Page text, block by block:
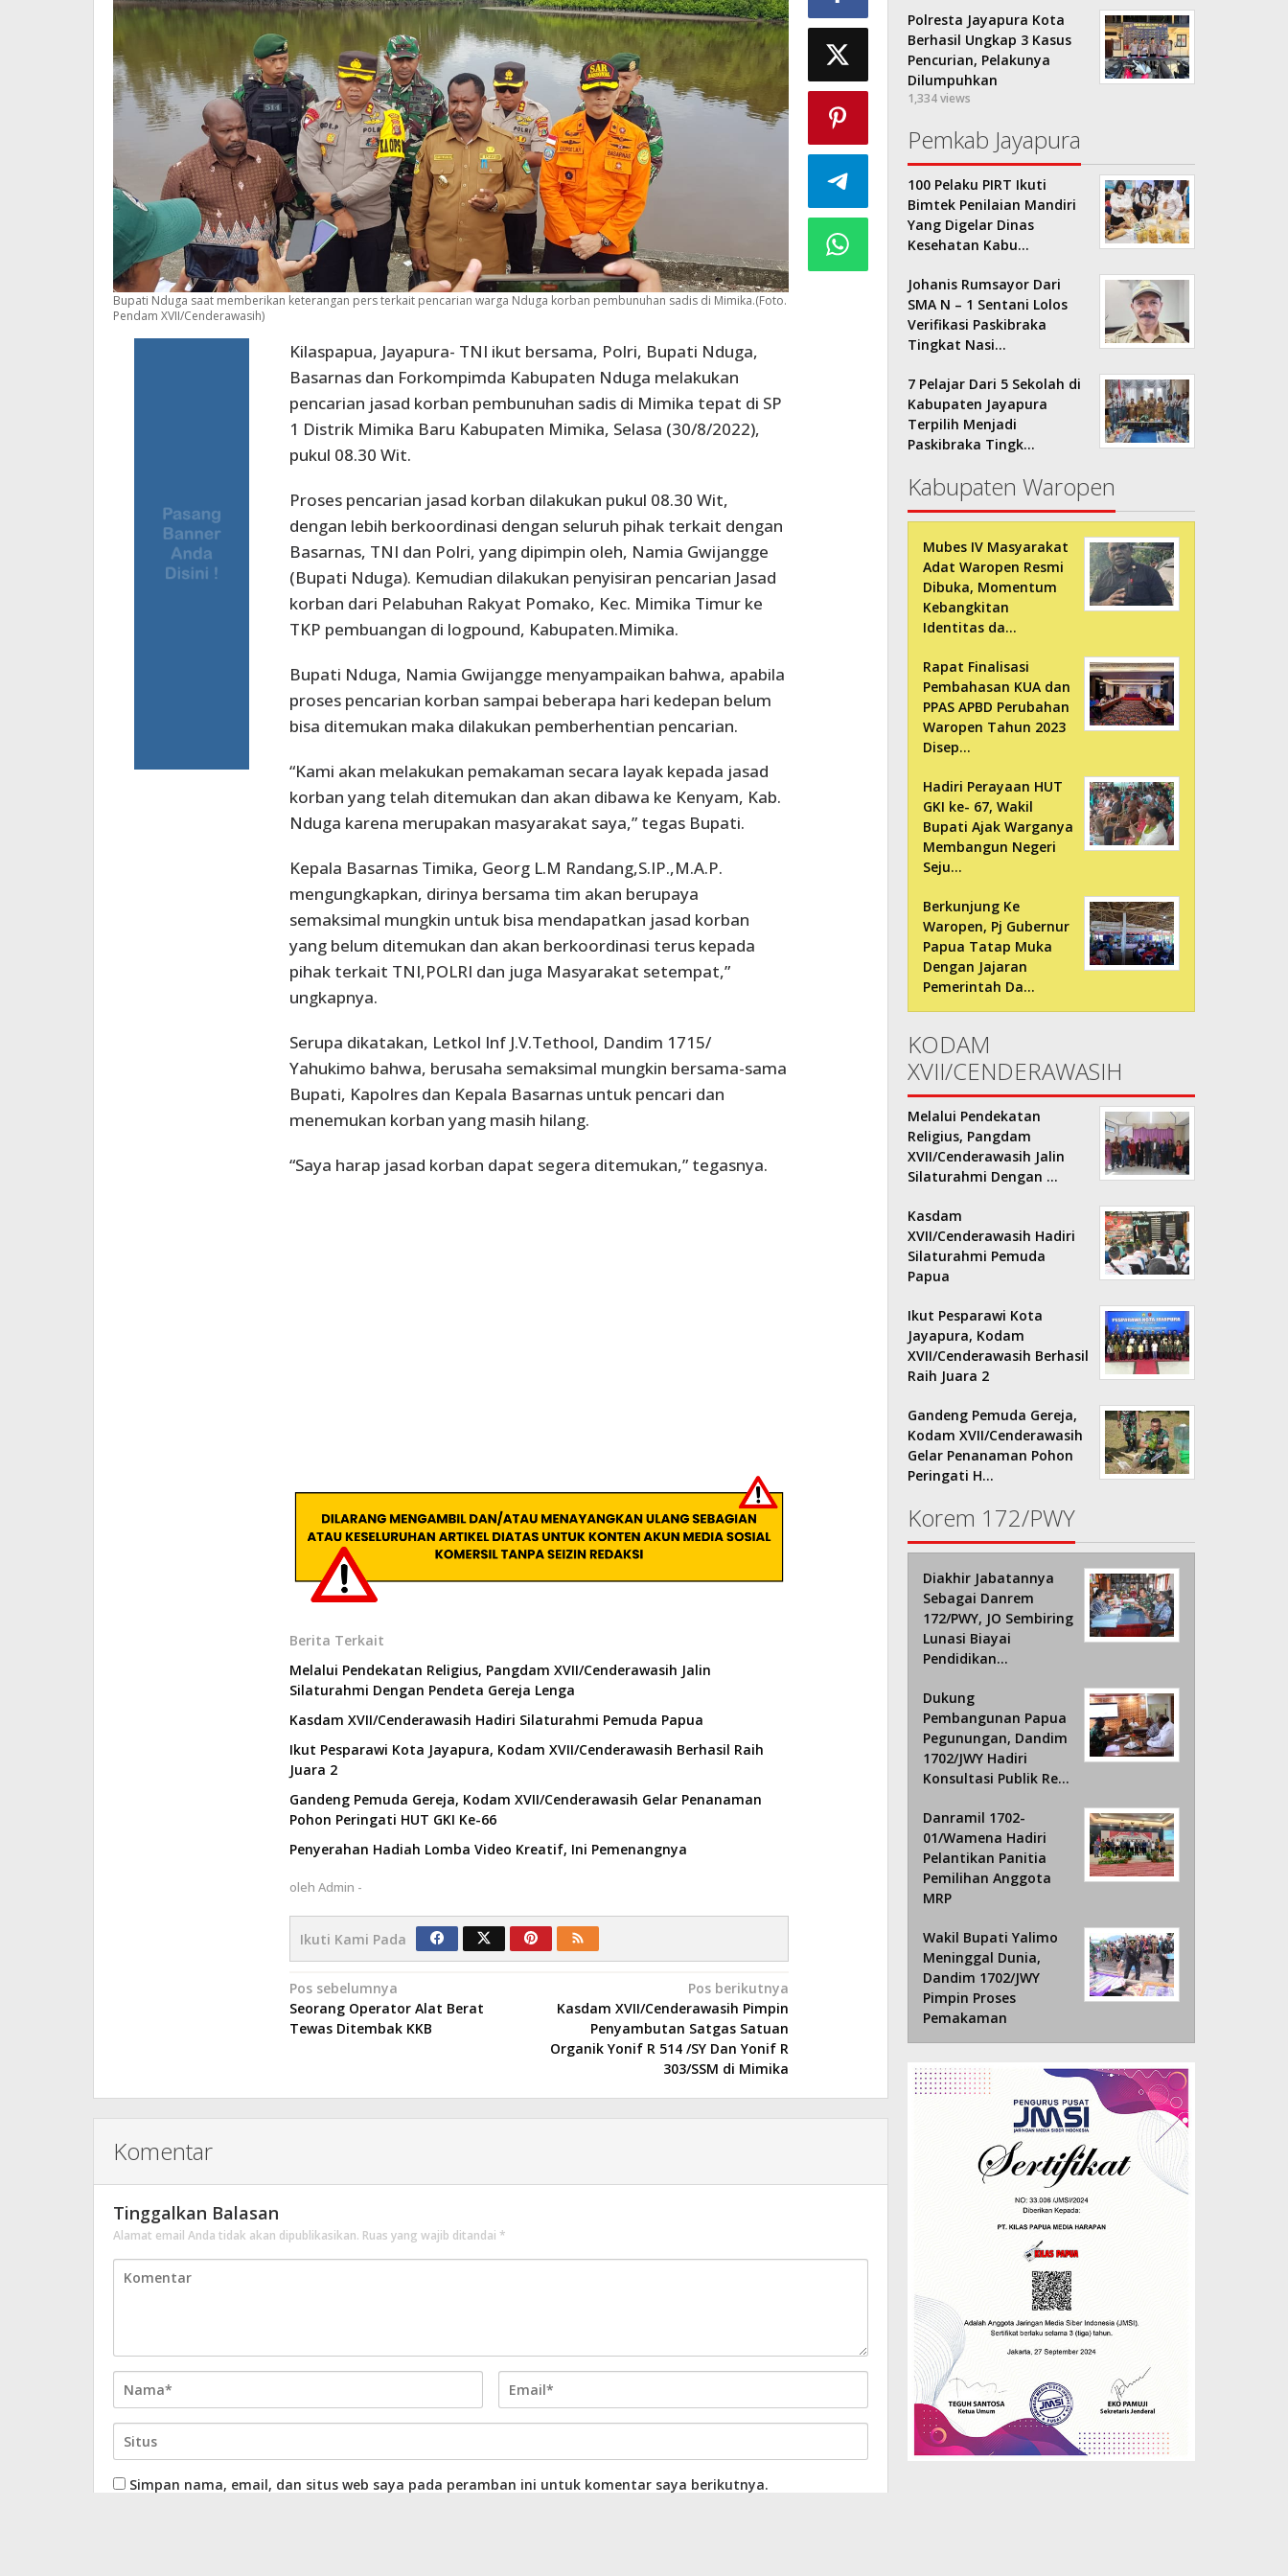
Bupati Nduga saat memberikan keterangan pers terkait pencarian warga Nduga korban pembunuhan sadis di Mimika.(Foto.
Pendam XVII/Cenderawasih)
Kilaspapua, Jayapura- TNI ikut bersama, Polri, Bupati Nduga,
Basarnas dan Forkompimda Kabupaten Nduga melakukan
pencarian jasad korban pembunuhan sadis di Mimika tepat di SP
1 Distrik Mimika Baru Kabupaten Mimika, Selasa (30/8/2022),
pukul 08.30 Wit.
Proses pencarian jasad korban dilakukan pukul 08.30 Wit,
dengan lebih berkoordinasi dengan seluruh pihak terkait dengan
Basarnas, TNI dan Polri, yang dipimpin oleh, Namia Gwijangge
(Bupati Nduga). Kemudian dilakukan penyisiran pencarian Jasad
korban dari Pelabuhan Rakyat Pomako, Kec. Mimika Timur ke
TKP pembuangan di logpound, Kabupaten.Mimika.
Bupati Nduga, Namia Gwijangge menyampaikan bahwa, apabila
proses pencarian korban sampai beberapa hari kedepan belum
bisa ditemukan maka dilakukan pemberhentian pencarian.
“Kami akan melakukan pemakaman secara layak kepada jasad
korban yang telah ditemukan dan akan dibawa ke Kenyam, Kab.
Nduga karena merupakan masyarakat saya,” tegas Bupati.
Kepala Basarnas Timika, Georg L.M Randang,S.IP.,M.A.P.
mengungkapkan, dirinya bersama tim akan berupaya
semaksimal mungkin untuk bisa mendapatkan jasad korban
yang belum ditemukan dan akan berkoordinasi terus kepada
pihak terkait TNI,POLRI dan juga Masyarakat setempat,”
ungkapnya.
Serupa dikatakan, Letkol Inf J.V.Tethool, Dandim 1715/
Yahukimo bahwa, berusaha semaksimal mungkin bersama-sama
Bupati, Kapolres dan Kepala Basarnas untuk pencari dan
menemukan korban yang masih hilang.
“Saya harap jasad korban dapat segera ditemukan,” tegasnya.
Berita Terkait
Melalui Pendekatan Religius, Pangdam XVII/Cenderawasih Jalin
Silaturahmi Dengan Pendeta Gereja Lenga
Kasdam XVII/Cenderawasih Hadiri Silaturahmi Pemuda Papua
Ikut Pesparawi Kota Jayapura, Kodam XVII/Cenderawasih Berhasil Raih
Juara 2
Gandeng Pemuda Gereja, Kodam XVII/Cenderawasih Gelar Penanaman
Pohon Peringati HUT GKI Ke-66
Penyerahan Hadiah Lomba Video Kreatif, Ini Pemenangnya
oleh Admin -
Ikuti Kami Pada
Navigasi
pos
Pos sebelumnya
Seorang Operator Alat Berat
Tewas Ditembak KKB
Pos berikutnya
Kasdam XVII/Cenderawasih Pimpin
Penyambutan Satgas Satuan
Organik Yonif R 514 /SY Dan Yonif R
303/SSM di Mimika
Komentar
Tinggalkan Balasan
Alamat email Anda tidak akan dipublikasikan. Ruas yang wajib ditandai *
Simpan nama, email, dan situs web saya pada peramban ini untuk komentar saya berikutnya.
Polresta Jayapura Kota
Berhasil Ungkap 3 Kasus
Pencurian, Pelakunya
Dilumpuhkan
1,334 views
Pemkab Jayapura
100 Pelaku PIRT Ikuti
Bimtek Penilaian Mandiri
Yang Digelar Dinas
Kesehatan Kabu…
Johanis Rumsayor Dari
SMA N – 1 Sentani Lolos
Verifikasi Paskibraka
Tingkat Nasi…
7 Pelajar Dari 5 Sekolah di
Kabupaten Jayapura
Terpilih Menjadi
Paskibraka Tingk…
Kabupaten Waropen
Mubes IV Masyarakat
Adat Waropen Resmi
Dibuka, Momentum
Kebangkitan
Identitas da…
Rapat Finalisasi
Pembahasan KUA dan
PPAS APBD Perubahan
Waropen Tahun 2023
Disep…
Hadiri Perayaan HUT
GKI ke- 67, Wakil
Bupati Ajak Warganya
Membangun Negeri
Seju…
Berkunjung Ke
Waropen, Pj Gubernur
Papua Tatap Muka
Dengan Jajaran
Pemerintah Da…
KODAM
XVII/CENDERAWASIH
Melalui Pendekatan
Religius, Pangdam
XVII/Cenderawasih Jalin
Silaturahmi Dengan …
Kasdam
XVII/Cenderawasih Hadiri
Silaturahmi Pemuda
Papua
Ikut Pesparawi Kota
Jayapura, Kodam
XVII/Cenderawasih Berhasil
Raih Juara 2
Gandeng Pemuda Gereja,
Kodam XVII/Cenderawasih
Gelar Penanaman Pohon
Peringati H…
Korem 172/PWY
Diakhir Jabatannya
Sebagai Danrem
172/PWY, JO Sembiring
Lunasi Biayai
Pendidikan…
Dukung
Pembangunan Papua
Pegunungan, Dandim
1702/JWY Hadiri
Konsultasi Publik Re…
Danramil 1702-
01/Wamena Hadiri
Pelantikan Panitia
Pemilihan Anggota
MRP
Wakil Bupati Yalimo
Meninggal Dunia,
Dandim 1702/JWY
Pimpin Proses
Pemakaman